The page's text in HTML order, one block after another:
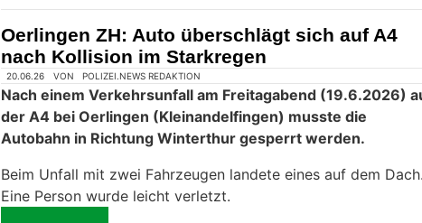
Kanton Zürich
Subaru-Dienstleistungen
Dietlikon ZH: Lastwagen löst Unfallserie auf A1